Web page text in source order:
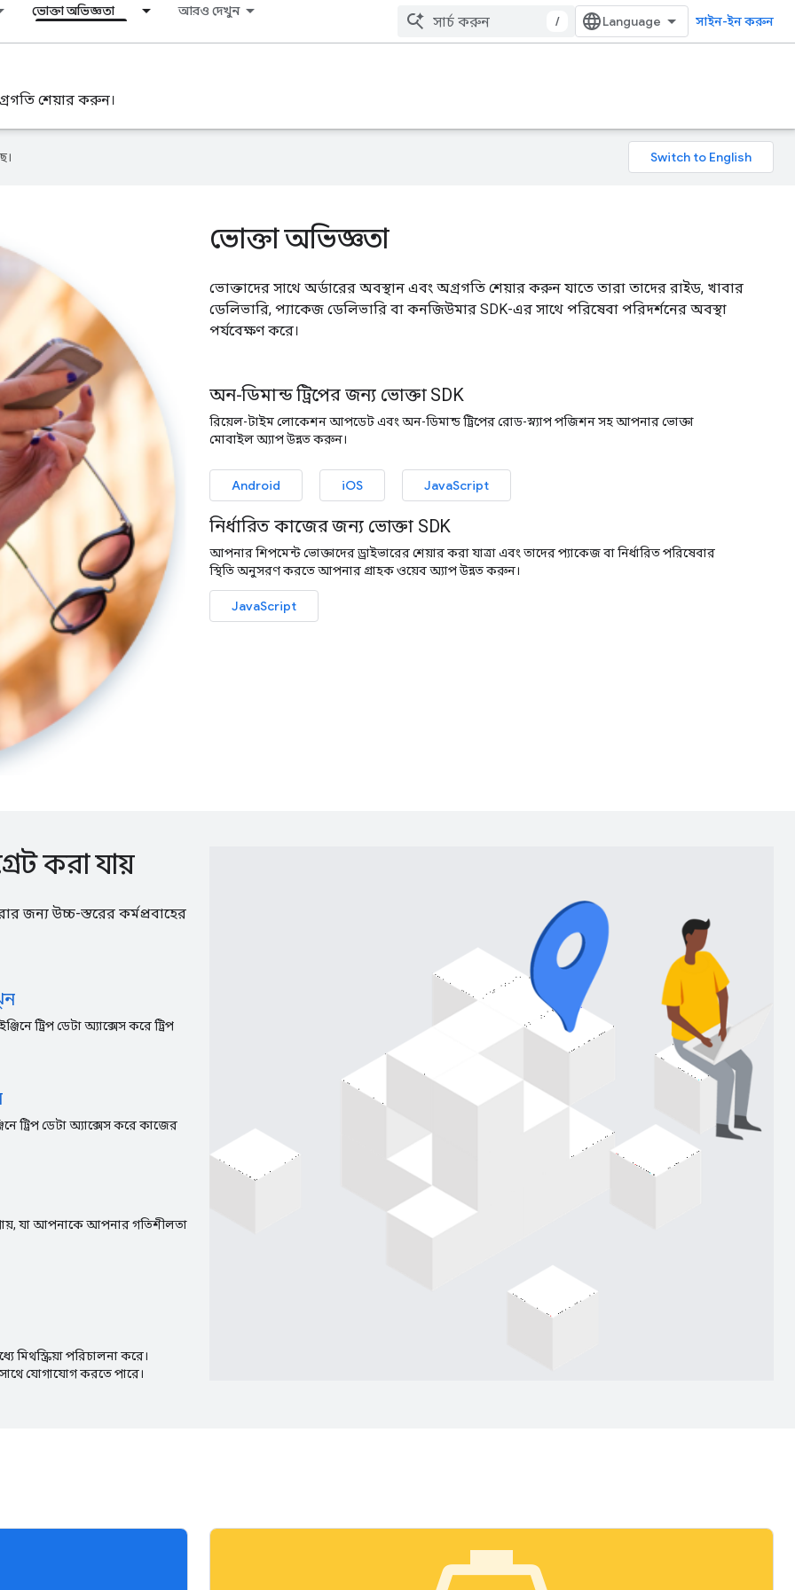
ভোক্তা অভিজ্ঞতা আরও দেখুন
/ সাইন-ইন করুন
শেয়ার করুন।
ভোক্তা অভিজ্ঞতা
ভোক্তাদের সাথে অর্ডারের অবস্থান এবং অগ্রগতি শেয়ার করুন যাতে তারা তাদের রাইড, খাবার
ডেলিভারি, প্যাকেজ ডেলিভারি বা কনজিউমার SDK-এর সাথে পরিষেবা পরিদর্শনের অবস্থা
পর্যবেক্ষণ করে।
অন-ডিমান্ড ট্রিপের জন্য ভোক্তা SDK
রিয়েল-টাইম লোকেশন আপডেট এবং অন-ডিমান্ড ট্রিপের রোড-স্ন্যাপ পজিশন সহ আপনার ভোক্তা
মোবাইল অ্যাপ উন্নত করুন।
Android iOS JavaScript
নির্ধারিত কাজের জন্য ভোক্তা SDK
আপনার শিপমেন্ট ভোক্তাদের ড্রাইভারের শেয়ার করা যাত্রা এবং তাদের প্যাকেজ বা নির্ধারিত পরিষেবার
স্থিতি অনুসরণ করতে আপনার গ্রাহক ওয়েব অ্যাপ উন্নত করুন।
JavaScript
করা যায়
জন্য উচ্চ-স্তরের কর্মপ্রবাহের
ট্রিপ ডেটা অ্যাক্সেস করে ট্রিপ
ট্রিপ ডেটা অ্যাক্সেস করে কাজের
যা আপনাকে আপনার গতিশীলতা
মিথস্ক্রিয়া পরিচালনা করে।
যোগাযোগ করতে পারে।